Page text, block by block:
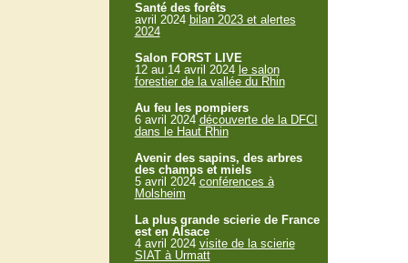
Santé des forêts
avril 2024 bilan 2023 et alertes
2024
Salon FORST LIVE
12 au 14 avril 2024 le salon
forestier de la vallée du Rhin
Au feu les pompiers
6 avril 2024 découverte de la DFCI
dans le Haut Rhin
Avenir des sapins, des arbres
des champs et miels
5 avril 2024 conférences à
Molsheim
La plus grande scierie de France
est en Alsace
4 avril 2024 visite de la scierie
SIAT à Urmatt